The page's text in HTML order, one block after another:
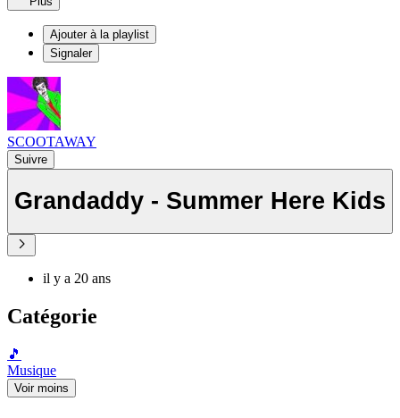
Ajouter à la playlist
Signaler
SCOOTAWAY
Suivre
Grandaddy - Summer Here Kids
il y a 20 ans
Catégorie
🎵
Musique
Voir moins